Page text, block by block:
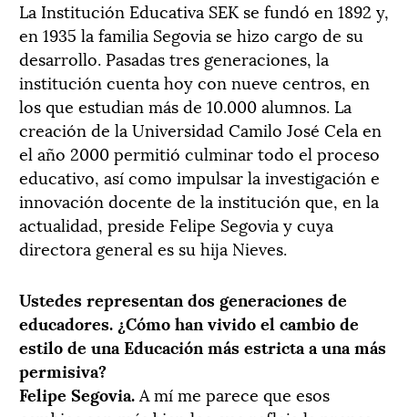
La Institución Educativa SEK se fundó en 1892 y,
en 1935 la familia Segovia se hizo cargo de su
desarrollo. Pasadas tres generaciones, la
institución cuenta hoy con nueve centros, en
los que estudian más de 10.000 alumnos. La
creación de la Universidad Camilo José Cela en
el año 2000 permitió culminar todo el proceso
educativo, así como impulsar la investigación e
innovación docente de la institución que, en la
actualidad, preside Felipe Segovia y cuya
directora general es su hija Nieves.
Ustedes representan dos generaciones de
educadores. ¿Cómo han vivido el cambio de
estilo de una Educación más estricta a una más
permisiva?
Felipe Segovia.A mí me parece que esos